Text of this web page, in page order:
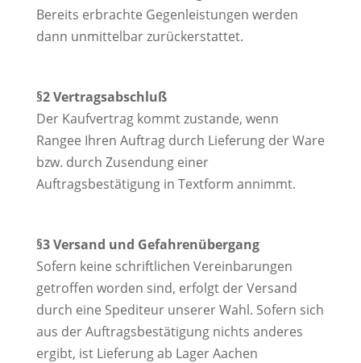
Bereits erbrachte Gegenleistungen werden
dann unmittelbar zurückerstattet.
§2 Vertragsabschluß
Der Kaufvertrag kommt zustande, wenn
Rangee Ihren Auftrag durch Lieferung der Ware
bzw. durch Zusendung einer
Auftragsbestätigung in Textform annimmt.
§3 Versand und Gefahrenübergang
Sofern keine schriftlichen Vereinbarungen
getroffen worden sind, erfolgt der Versand
durch eine Spediteur unserer Wahl. Sofern sich
aus der Auftragsbestätigung nichts anderes
ergibt, ist Lieferung ab Lager Aachen